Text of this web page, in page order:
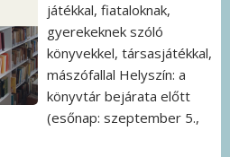
játékkal, fiataloknak,
gyerekeknek szóló
könyvekkel, társasjátékkal,
mászófallal Helyszín: a
könyvtár bejárata előtt
(esőnap: szeptember 5.,